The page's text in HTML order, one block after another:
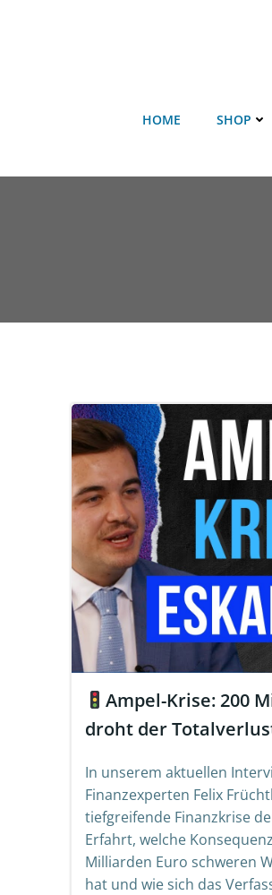
HOME SHOP
Ampel-Krise: 200
droht der
In unserem aktuellen
Finanzexperten Felix
tiefgreifende Finanzkrise
Erfahrt, welche
Milliarden Euro schweren
hat und wie sich das